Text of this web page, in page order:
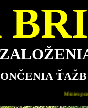
návštevníkov najbližšie otvorená